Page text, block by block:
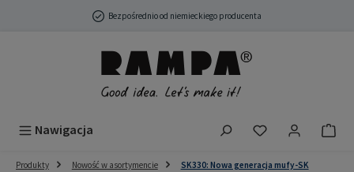
Przejdź do głównej zawartościBezpośrednio od niemieckiego producenta
Nawigacja Masz 0
Produkty Nowość w asortymencie SK330: Nowa generacja mufy-SK